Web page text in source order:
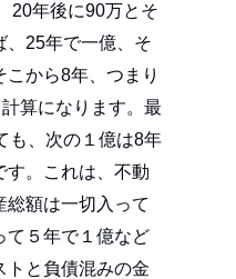
20年後に90万とそ
、25年で一億、そ
から8年、つまり
算になります。最
も、次の１億は8年
す。これは、不動
総額は一切入って
て５年で１億など
トと負債混みの金